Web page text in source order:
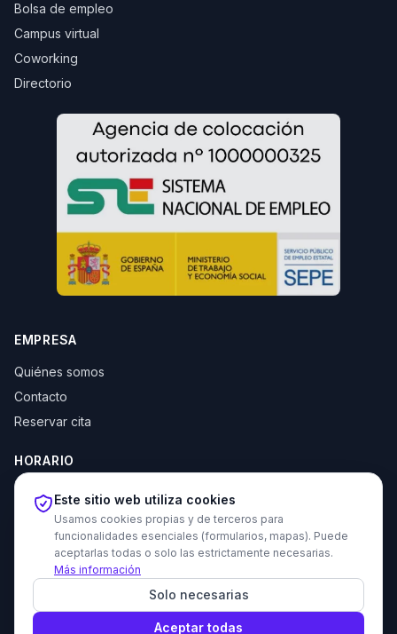
Bolsa de empleo
Campus virtual
Coworking
Directorio
EMPRESA
Quiénes somos
Contacto
Reservar cita
HORARIO
Lun–Jue: 10:00–14:00 y 16:30–20:00
Vie: 10:00–14:00
© 2026 Tecni Estudio. Todos los derechos reservados.
Proyecto recomendado - Haz amigos nuevos gratis
Política de privacidad Política de cookies Aviso legal
Este sitio web utiliza cookies
Usamos cookies propias y de terceros para
funcionalidades esenciales (formularios, mapas). Puede
aceptarlas todas o solo las estrictamente necesarias.
Más información
Solo necesarias
Aceptar todas